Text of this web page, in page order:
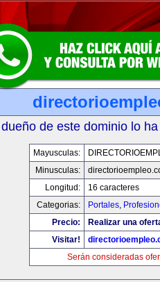
de este dominio lo
Mayusculas:
Minusculas:
Longitud:
16 caracteres
Categorias:
Portales,
Precio:
Realizar una
Visitar!
Serán consideradas